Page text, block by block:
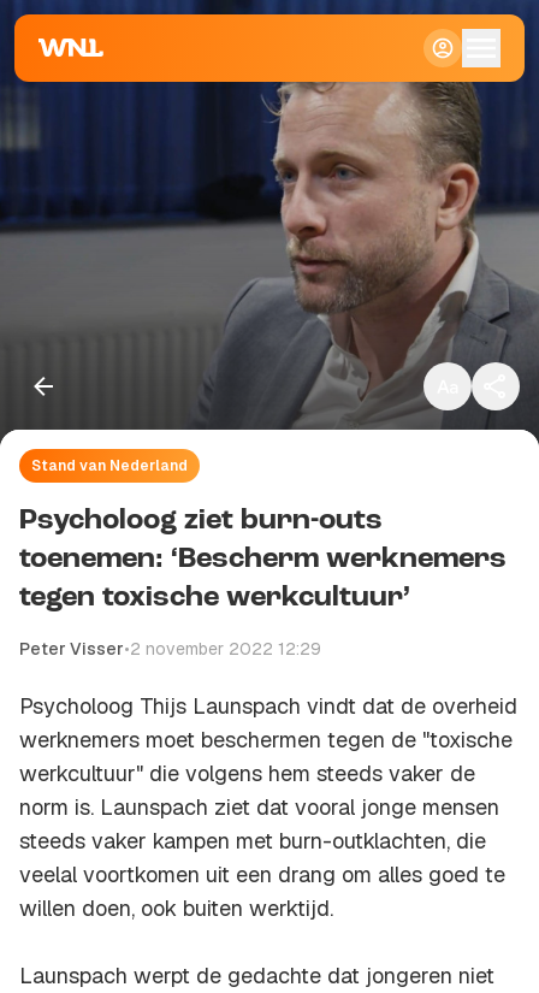
Klein
Standaard
Groot
Stand van Nederland
Psycholoog ziet burn-outs
toenemen: ‘Bescherm werknemers
tegen toxische werkcultuur’
Peter Visser•2 november 2022 12:29
Psycholoog Thijs Launspach vindt dat de overheid
werknemers moet beschermen tegen de "toxische
werkcultuur" die volgens hem steeds vaker de
norm is. Launspach ziet dat vooral jonge mensen
steeds vaker kampen met burn-outklachten, die
veelal voortkomen uit een drang om alles goed te
willen doen, ook buiten werktijd.
Launspach werpt de gedachte dat jongeren niet